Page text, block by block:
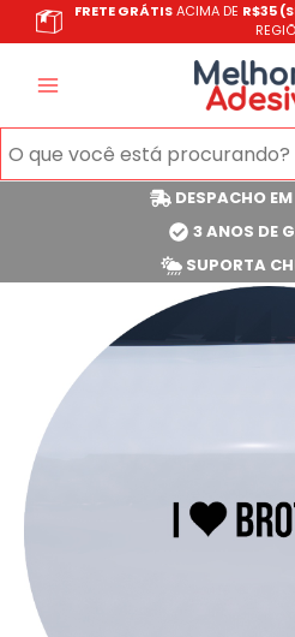
para
FRETE GRÁTISACIMA DE R$35
DESPACHO
3 ANOS DE
SUPORTA